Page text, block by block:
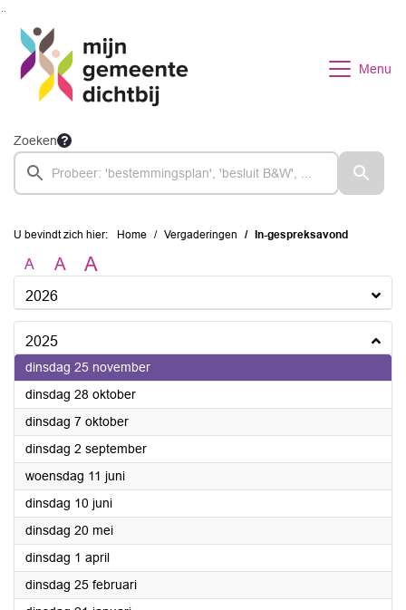
Menu
Zoeken
U bevindt zich hier: Home Vergaderingen In-gespreksavond
A A A
2026
2025
dinsdag 25 november2025
dinsdag 28 oktober2025
dinsdag 7 oktober2025
dinsdag 2 september2025
woensdag 11 juni2025
dinsdag 10 juni2025
dinsdag 20 mei2025
dinsdag 1 april2025
dinsdag 25 februari2025